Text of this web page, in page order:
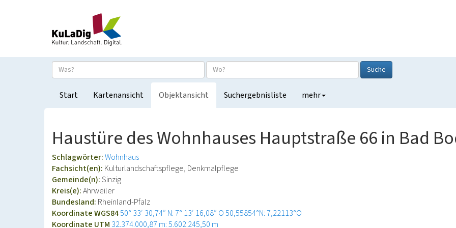
Suche
Start Kartenansicht Objektansicht Suchergebnisliste mehr
Haustüre des Wohnhauses Hauptstraße 66 in Bad
Schlagwörter:Wohnhaus
Fachsicht(en): Kulturlandschaftspflege, Denkmalpflege
Gemeinde(n):Sinzig
Kreis(e):Ahrweiler
Bundesland: Rheinland-Pfalz
Koordinate WGS8450° 33′ 30,74″ N: 7° 13′ 16,08″ O50,55854°N: 7,22113°O
Koordinate UTM 32.374.000,87 m: 5.602.245,50 m